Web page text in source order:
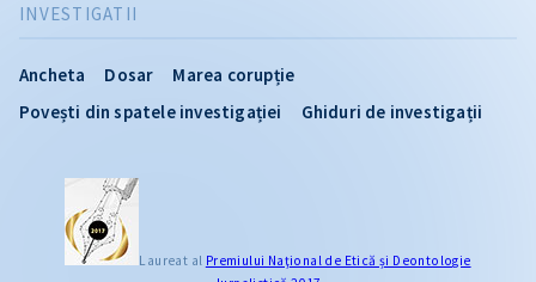
INVESTIGATII
Ancheta Dosar
Marea corupție
Povești din spatele investigației
Ghiduri de investigații
Laureat al Premiului Naţional de Etică și Deontologie